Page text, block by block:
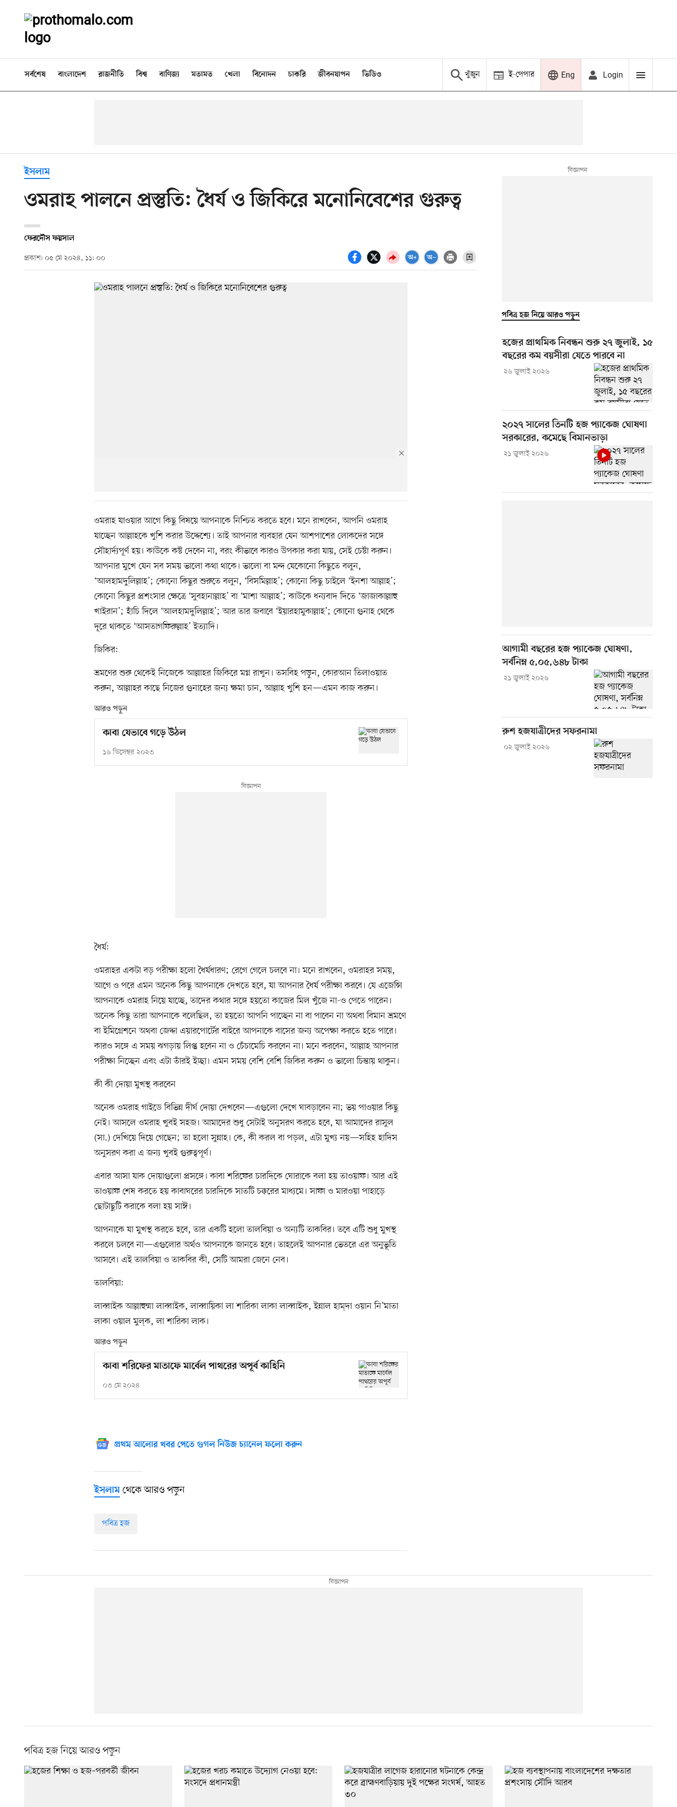
সর্বশেষ বাংলাদেশ রাজনীতি বিশ্ব বাণিজ্য মতামত খেলা বিনোদন চাকরি জীবনযাপন ভিডিও খুঁজুন ই-পেপার Eng Login
ইসলাম
ওমরাহ পালনে প্রস্তুতি: ধৈর্য ও জিকিরে মনোনিবেশের গুরুত্ব
ফেরদৌস ফয়সাল
প্রকাশ: ০৫ মে ২০২৪, ১১: ০০
ওমরাহ যাওয়ার আগে কিছু বিষয়ে আপনাকে নিশ্চিত করতে হবে। মনে রাখবেন, আপনি ওমরাহ
যাচ্ছেন আল্লাহকে খুশি করার উদ্দেশ্যে। তাই আপনার ব্যবহার যেন আশপাশের লোকদের সঙ্গে
সৌহার্দ্যপূর্ণ হয়। কাউকে কষ্ট দেবেন না, বরং কীভাবে কারও উপকার করা যায়, সেই চেষ্টা করুন।
আপনার মুখে যেন সব সময় ভালো কথা থাকে। ভালো বা মন্দ যেকোনো কিছুতে বলুন,
‘আলহামদুলিল্লাহ’; কোনো কিছুর শুরুতে বলুন, ‘বিসমিল্লাহ’; কোনো কিছু চাইলে ‘ইনশা আল্লাহ’;
কোনো কিছুর প্রশংসার ক্ষেত্রে ‘সুবহানাল্লাহ’ বা ‘মাশা আল্লাহ’; কাউকে ধন্যবাদ দিতে ‘জাজাকাল্লাহু
খাইরান’; হাঁচি দিলে ‘আলহামদুলিল্লাহ’; আর তার জবাবে ‘ইয়ারহামুকাল্লাহ’; কোনো গুনাহ থেকে
দূরে থাকতে ‘আসতাগফিরুল্লাহ’ ইত্যাদি।
জিকির:
ভ্রমণের শুরু থেকেই নিজেকে আল্লাহর জিকিরে মগ্ন রাখুন। তসবিহ পড়ুন, কোরআন তিলাওয়াত
করুন, আল্লাহর কাছে নিজের গুনাহের জন্য ক্ষমা চান, আল্লাহ খুশি হন—এমন কাজ করুন।
আরও পড়ুন
কাবা যেভাবে গড়ে উঠল
১৬ ডিসেম্বর ২০২৩
ধৈর্য:
ওমরাহর একটা বড় পরীক্ষা হলো ধৈর্যধারণ; রেগে গেলে চলবে না। মনে রাখবেন, ওমরাহর সময়,
আগে ও পরে এমন অনেক কিছু আপনাকে দেখতে হবে, যা আপনার ধৈর্য পরীক্ষা করবে। যে এজেন্সি
আপনাকে ওমরাহ নিয়ে যাচ্ছে, তাদের কথার সঙ্গে হয়তো কাজের মিল খুঁজে না-ও পেতে পারেন।
অনেক কিছু তারা আপনাকে বলেছিল, তা হয়তো আপনি পাচ্ছেন না বা পাবেন না অথবা বিমান ভ্রমণে
বা ইমিগ্রেশনে অথবা জেদ্দা এয়ারপোর্টের বাইরে আপনাকে বাসের জন্য অপেক্ষা করতে হতে পারে।
কারও সঙ্গে এ সময় ঝগড়ায় লিপ্ত হবেন না ও চেঁচামেচি করবেন না। মনে করবেন, আল্লাহ আপনার
পরীক্ষা নিচ্ছেন এবং এটা তাঁরই ইচ্ছা। এমন সময় বেশি বেশি জিকির করুন ও ভালো চিন্তায় থাকুন।
কী কী দোয়া মুখস্থ করবেন
অনেক ওমরাহ গাইডে বিভিন্ন দীর্ঘ দোয়া দেখবেন—এগুলো দেখে ঘাবড়াবেন না; ভয় পাওয়ার কিছু
নেই। আসলে ওমরাহ খুবই সহজ। আমাদের শুধু সেটাই অনুসরণ করতে হবে, যা আমাদের রাসুল
(সা.) দেখিয়ে দিয়ে গেছেন; তা হলো সুন্নাহ। কে, কী করল বা পড়ল, এটা মুখ্য নয়—সহিহ হাদিস
অনুসরণ করা এ জন্য খুবই গুরুত্বপূর্ণ।
এবার আসা যাক দোয়াগুলো প্রসঙ্গে। কাবা শরিফের চারদিকে ঘোরাকে বলা হয় তাওয়াফ। আর এই
তাওয়াফ শেষ করতে হয় কাবাঘরের চারদিকে সাতটি চক্করের মাধ্যমে। সাফা ও মারওয়া পাহাড়ে
ছোটাছুটি করাকে বলা হয় সাঈ।
আপনাকে যা মুখস্থ করতে হবে, তার একটি হলো তালবিয়া ও অন্যটি তাকবির। তবে এটি শুধু মুখস্থ
করলে চলবে না—এগুলোর অর্থও আপনাকে জানতে হবে। তাহলেই আপনার ভেতরে এর অনুভূতি
আসবে। এই তালবিয়া ও তাকবির কী, সেটি আমরা জেনে নেব।
তালবিয়া:
লাব্বাইক আল্লাহুম্মা লাব্বাইক, লাব্বায়িকা লা শারিকা লাকা লাব্বাইক, ইন্নাল হাম্‌দা ওয়ান নি’মাতা
লাকা ওয়াল মুল্‌ক, লা শারিকা লাক।
আরও পড়ুন
কাবা শরিফের মাতাফে মার্বেল পাথরের অপূর্ব কাহিনি
০৩ মে ২০২৪
প্রথম আলোর খবর পেতে গুগল নিউজ চ্যানেল ফলো করুন
ইসলাম থেকে আরও পড়ুন
পবিত্র হজ
পবিত্র হজ নিয়ে আরও পড়ুন
হজের প্রাথমিক নিবন্ধন শুরু ২৭ জুলাই, ১৫
বছরের কম বয়সীরা যেতে পারবে না
২৬ জুলাই ২০২৬
২০২৭ সালের তিনটি হজ প্যাকেজ ঘোষণা
সরকারের, কমেছে বিমানভাড়া
২১ জুলাই ২০২৬
আগামী বছরের হজ প্যাকেজ ঘোষণা,
সর্বনিম্ন ৫,০৫,৬৪৮ টাকা
২১ জুলাই ২০২৬
রুশ হজযাত্রীদের সফরনামা
০২ জুলাই ২০২৬
পবিত্র হজ নিয়ে আরও পড়ুন